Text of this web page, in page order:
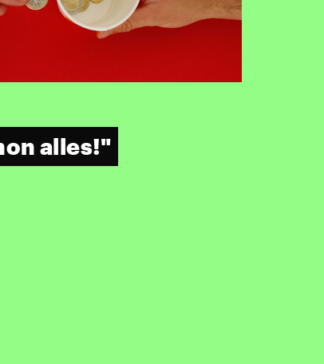
alles!"